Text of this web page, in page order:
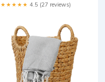
★★★★★ 4.5 (27 reviews)